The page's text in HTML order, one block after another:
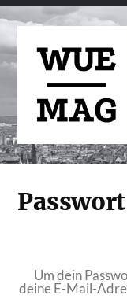
Um dein
deine E-Mail-